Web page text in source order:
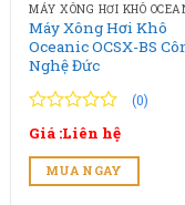
MÁY XÔNG HƠI KHÔ
Máy Xông Hơi Khô
Oceanic OCSX-BS
Nghệ Đức
0
trên
5
0
đánh
(0)
Giá :Liên hệ
MUA NGAY